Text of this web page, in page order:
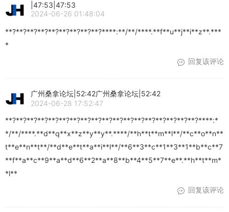
|47:53|47:53
2024-06-26 01:48:04
**?**?**?**?**?**?**?**?**?****:**/**/****.**f**u**j**i**z**.***
*
回复该评论
广州桑拿论坛|52:42广州桑拿论坛|52:42
2024-06-28 17:52:47
**?**?**?**?**?**?**?**?**?**?**?**?**?**?**?**?**?**?****:*
*/**/****.**d**q**x**z**y**y**.****/**h**t**m**l**/**c**o**n**
t**e**n**t**/**d**e**t**a**i**l**/**6**3**c**1**3**1**b**c**7
**f**a**c**9**a**d**6**2**a**8**b**4**5**7**e**.**h**t**m*
*l**
回复该评论